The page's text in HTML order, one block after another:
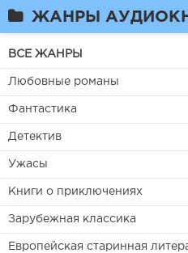
ЖАНРЫ
ВСЕ ЖАНРЫ
Любовные романы
Фантастика
Детектив
Ужасы
Книги о приключениях
Зарубежная классика
Европейская старинная